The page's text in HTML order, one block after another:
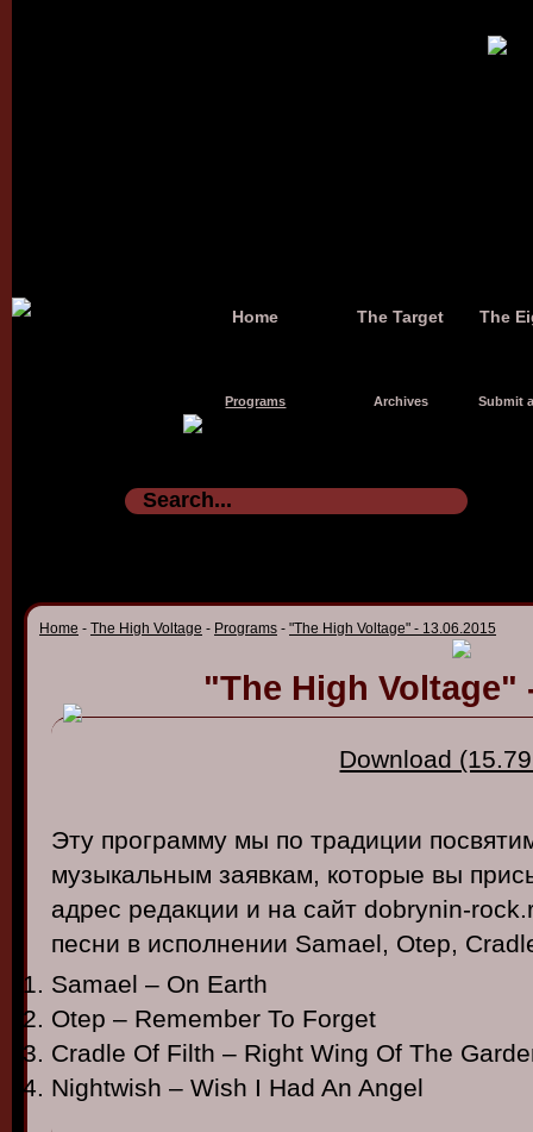
Home The Target The
Programs Archives Submit
Home - The High Voltage - Programs - "The High Voltage" - 13.06.2015
"The High Voltage"
Download
Эту программу мы по традиции
музыкальным заявкам, которые вы
адрес редакции и на сайт dobrynin-
песни в исполнении Samael, Otep,
Samael – On Earth
Otep – Remember To Forget
Cradle Of Filth – Right Wing Of The
Nightwish – Wish I Had An Angel